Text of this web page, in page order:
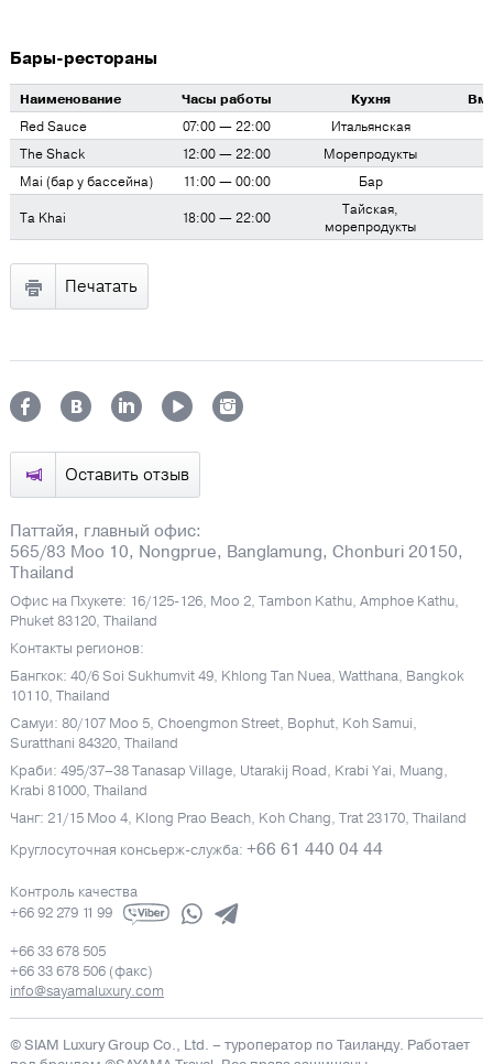
Оставить отзыв
Паттайя, главный офис:
565/83 Moo 10, Nongprue, Banglamung, Chonburi 20150,
Thailand
Офис на Пхукете: 16/125-126, Moo 2, Tambon Kathu, Amphoe Kathu,
Phuket 83120, Thailand
Контакты регионов:
Бангкок: 40/6 Soi Sukhumvit 49, Khlong Tan Nuea, Watthana, Bangkok
10110, Thailand
Самуи: 80/107 Moo 5, Choengmon Street, Bophut, Koh Samui,
Suratthani 84320, Thailand
Краби: 495/37–38 Tanasap Village, Utarakij Road, Krabi Yai, Muang,
Krabi 81000, Thailand
Чанг: 21/15 Moo 4, Klong Prao Beach, Koh Chang, Trat 23170, Thailand
Круглосуточная консьерж-служба: +66 61 440 04 44
Контроль качества
+66 92 279 11 99
+66 33 678 505
+66 33 678 506 (факс)
info@sayamaluxury.com
© SIAM Luxury Group Co., Ltd. – туроператор по Таиланду. Работает
Бары-рестораны
Наименование Часы работы Кухня
Red Sauce
07:00 — 22:00
Итальянская
The Shack
12:00 — 22:00
Морепродукты
Mai (бар у бассейна)
11:00 — 00:00 Бар
Ta Khai 18:00 — 22:00
Тайская,
морепродукты
Печатать